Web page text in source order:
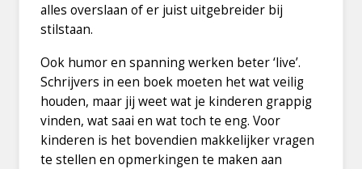
alles overslaan of er juist uitgebreider bij
stilstaan.
Ook humor en spanning werken beter ‘live’.
Schrijvers in een boek moeten het wat veilig
houden, maar jij weet wat je kinderen grappig
vinden, wat saai en wat toch te eng. Voor
kinderen is het bovendien makkelijker vragen
te stellen en opmerkingen te maken aan